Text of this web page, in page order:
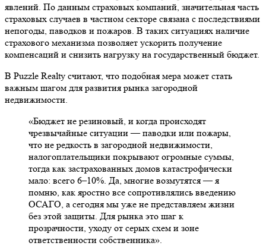
явлений. По данным страховых компаний, значительная часть
страховых случаев в частном секторе связана с последствиями
непогоды, паводков и пожаров. В таких ситуациях наличие
страхового механизма позволяет ускорить получение
компенсаций и снизить нагрузку на государственный бюджет.
В Puzzle Realty считают, что подобная мера может стать
важным шагом для развития рынка загородной
недвижимости.
«Бюджет не резиновый, и когда происходят
чрезвычайные ситуации — паводки или пожары,
что не редкость в загородной недвижимости,
налогоплательщики покрывают огромные суммы,
тогда как застрахованных домов катастрофически
мало: всего 6–10%. Да, многие возмутятся — я
помню, как яростно все сопротивлялись введению
ОСАГО, а сегодня мы уже не представляем жизни
без этой защиты. Для рынка это шаг к
прозрачности, уходу от серых схем и зоне
ответственности собственника».